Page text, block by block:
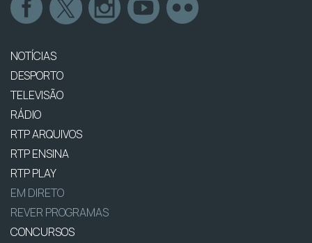
NOTÍCIAS
DESPORTO
TELEVISÃO
RÁDIO
RTP ARQUIVOS
RTP ENSINA
RTP PLAY
EM DIRETO
REVER PROGRAMAS
CONCURSOS